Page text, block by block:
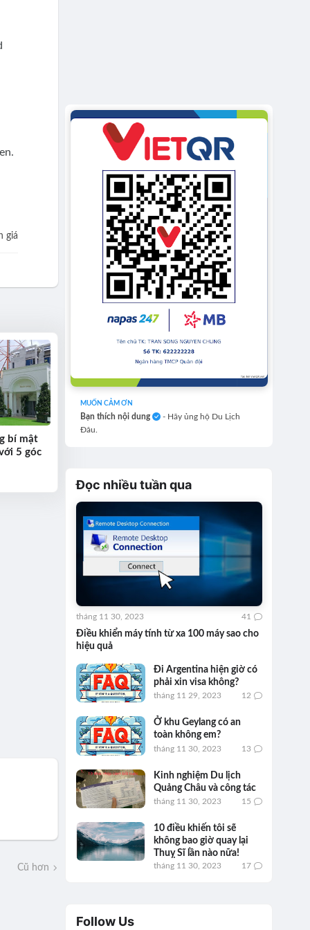
giá
bí mật
5 góc
Cũ hơn
MUỐN CẢM ƠN
Bạn thích nội dung
- Hãy ủng hộ Du Lịch
Đâu.
Đọc nhiều tuần qua
Điều khiển máy tính từ xa 100 máy sao cho
hiệu quả
tháng 11 30, 2023 41
Đi Argentina hiện giờ có
phải xin visa không?
tháng 11 29, 2023 12
Ở khu Geylang có an
toàn không em?
tháng 11 30, 2023 13
Kinh nghiệm Du lịch
Quảng Châu và công tác
tháng 11 30, 2023 15
10 điều khiến tôi sẽ
không bao giờ quay lại
Thuỵ Sĩ lần nào nữa!
tháng 11 30, 2023 17
Follow Us